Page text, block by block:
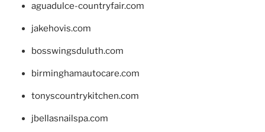
aguadulce-countryfair.com
jakehovis.com
bosswingsduluth.com
birminghamautocare.com
tonyscountrykitchen.com
jbellasnailspa.com